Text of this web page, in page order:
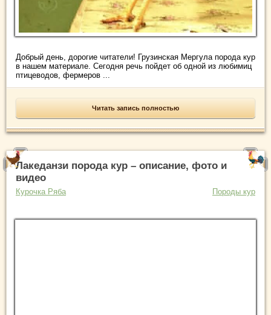
Добрый день, дорогие читатели! Грузинская Мергула порода кур
в нашем материале. Сегодня речь пойдет об одной из любимиц
птицеводов, фермеров ...
Читать запись полностью
Лакеданзи порода кур – описание, фото и
видео
Курочка Ряба Породы кур